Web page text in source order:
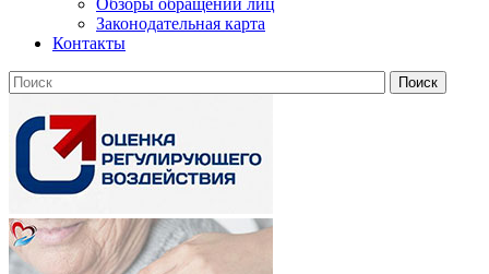
Обзоры обращений лиц
Законодательная карта
Контакты